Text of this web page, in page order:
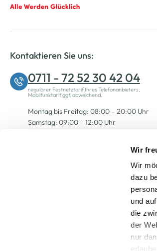
Wir
Wir
dazu
und
die
der
nur
Kontaktieren Sie uns:
0711 - 72 52 30 42 04
regulärer Festnetztarif Ihres Telefonanbieters,
Mobilfunktarif ggf. abweichend.
Montag bis Freitag: 08:00 – 20:00 Uhr
Samstag: 09:00 – 12:00 Uhr